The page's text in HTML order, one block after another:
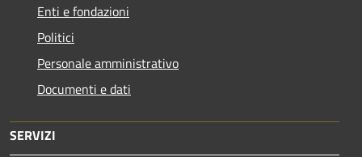
Enti e fondazioni
Politici
Personale amministrativo
Documenti e dati
SERVIZI